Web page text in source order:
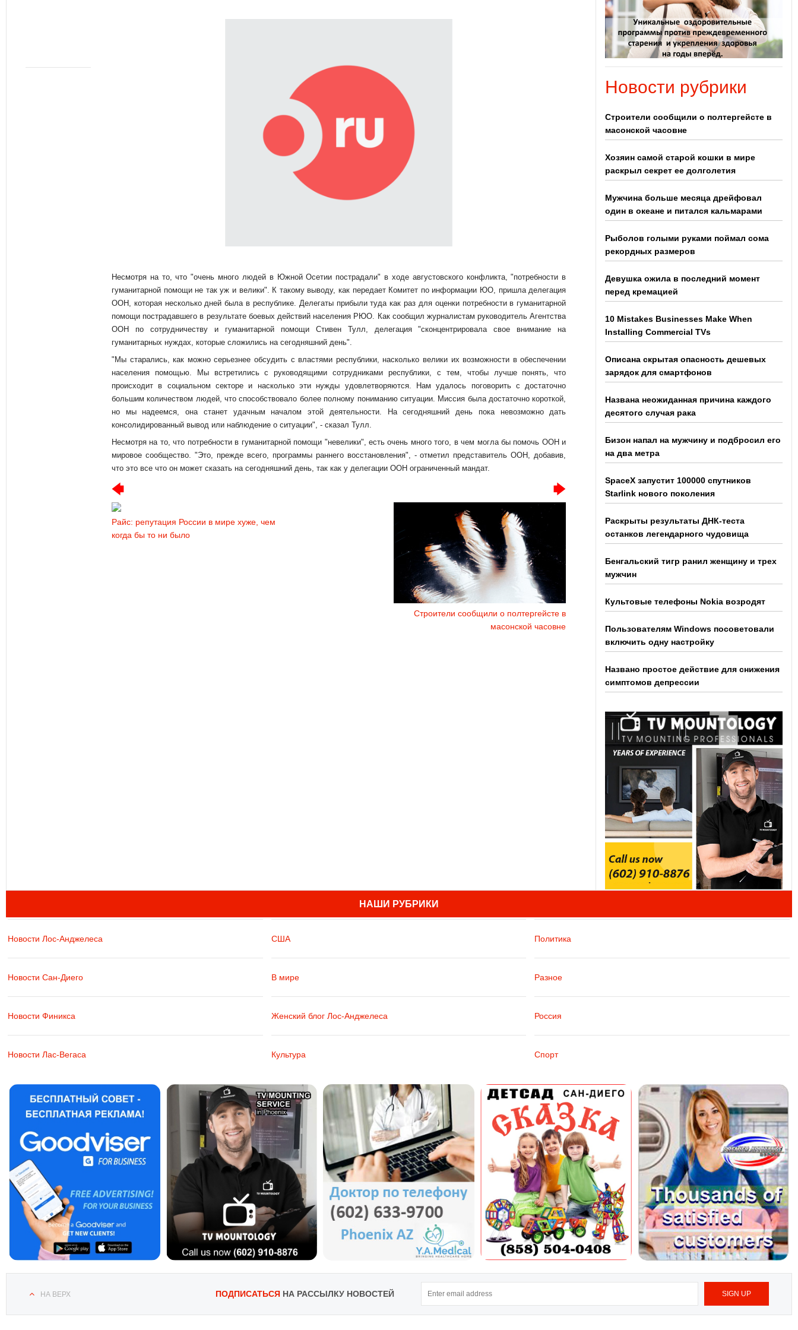
Несмотря на то, что "очень много людей в Южной Осетии пострадали" в ходе августовского конфликта, "потребности в
гуманитарной помощи не так уж и велики". К такому выводу, как передает Комитет по информации ЮО , пришла делегация
ООН, которая несколько дней была в республике. Делегаты прибыли туда как раз для оценки потребности в гуманитарной
помощи пострадавшего в результате боевых действий населения РЮО. Как сообщил журналистам руководитель Агентства
ООН по сотрудничеству и гуманитарной помощи Стивен Тулл, делегация "сконцентрировала свое внимание на
гуманитарных нуждах, которые сложились на сегодняшний день".
"Мы старались, как можно серьезнее обсудить с властями республики, насколько велики их возможности в обеспечении
населения помощью. Мы встретились с руководящими сотрудниками республики, с тем, чтобы лучше понять, что
происходит в социальном секторе и насколько эти нужды удовлетворяются. Нам удалось поговорить с достаточно
большим количеством людей, что способствовало более полному пониманию ситуации. Миссия была достаточно короткой,
но мы надеемся, она станет удачным началом этой деятельности. На сегодняшний день пока невозможно дать
консолидированный вывод или наблюдение о ситуации", - сказал Тулл.
Несмотря на то, что потребности в гуманитарной помощи "невелики", есть очень много того, в чем могла бы помочь ООН и
мировое сообщество. "Это, прежде всего, программы раннего восстановления", - отметил представитель ООН, добавив,
что это все что он может сказать на сегодняшний день, так как у делегации ООН ограниченный мандат.
Райс: репутация России в мире хуже, чем
когда бы то ни было
Строители сообщили о полтергейсте в
масонской часовне
Новости рубрики
Строители сообщили о полтергейсте в
масонской часовне
Хозяин самой старой кошки в мире
раскрыл секрет ее долголетия
Мужчина больше месяца дрейфовал
один в океане и питался кальмарами
Рыболов голыми руками поймал сома
рекордных размеров
Девушка ожила в последний момент
перед кремацией
10 Mistakes Businesses Make When
Installing Commercial TVs
Описана скрытая опасность дешевых
зарядок для смартфонов
Названа неожиданная причина каждого
десятого случая рака
Бизон напал на мужчину и подбросил его
на два метра
SpaceX запустит 100000 спутников
Starlink нового поколения
Раскрыты результаты ДНК-теста
останков легендарного чудовища
Бенгальский тигр ранил женщину и трех
мужчин
Культовые телефоны Nokia возродят
Пользователям Windows посоветовали
включить одну настройку
Названо простое действие для снижения
симптомов депрессии
НАШИ РУБРИКИ
Новости Лос-Анджелеса
Новости Сан-Диего
Новости Финикса
Новости Лас-Вегаса
США
В мире
Женский блог Лос-Анджелеса
Культура
Политика
Разное
Россия
Спорт
НА ВЕРХ ПОДПИСАТЬСЯНА РАССЫЛКУ НОВОСТЕЙ